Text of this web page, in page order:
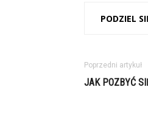
PODZIEL
Poprzedni artykuł
JAK POZBYĆ